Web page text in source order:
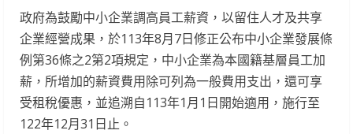
政府為鼓勵中小企業調高員工薪資，以留住人才及共享
企業經營成果，於113年8月7日修正公布中小企業發展條
例第36條之2第2項規定，中小企業為本國籍基層員工加
薪，所增加的薪資費用除可列為一般費用支出，還可享
受租稅優惠，並追溯自113年1月1日開始適用，施行至
122年12月31日止。